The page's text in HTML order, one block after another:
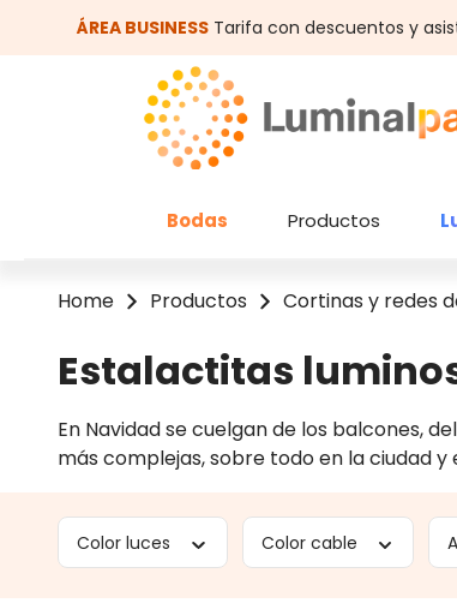
al contenido principal
Saltar a la búsqueda
ÁREA BUSINESS Tarifa con descuentos y
Bodas Productos
Home Productos Cortinas y redes
Estalactitas
En Navidad se cuelgan de los balcones,
más complejas, sobre todo en la ciudad y
Color luces Color cable